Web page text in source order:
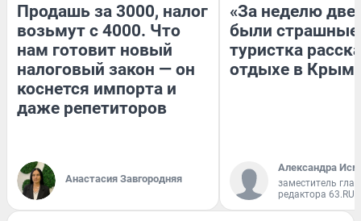
Продашь за 3000, налог
возьмут с 4000. Что
нам готовит новый
налоговый закон — он
коснется импорта и
даже репетиторов
Анастасия Завгородняя
«За неделю две
были
туристка
отдыхе в
Александра
заместитель
редактора 63.RU